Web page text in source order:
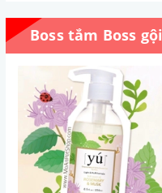
Boss tắm Boss gội